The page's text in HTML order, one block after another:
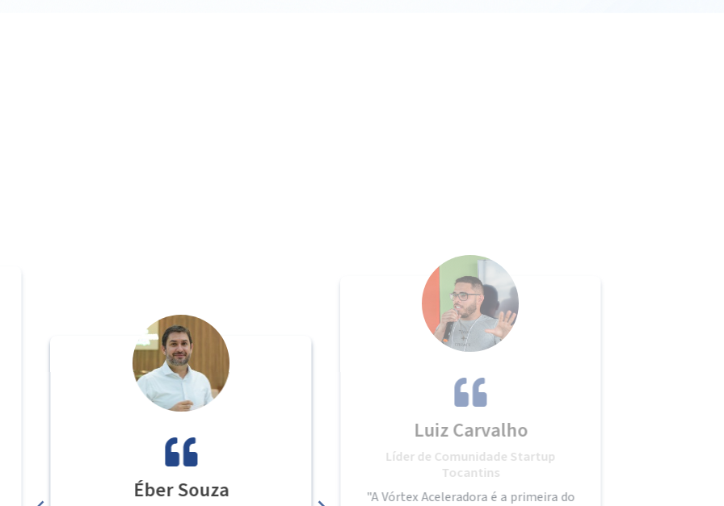
Éber Souza
Luiz Carvalho
Líder de Comunidade Startup
Tocantins
"A Vórtex Aceleradora é a primeira do